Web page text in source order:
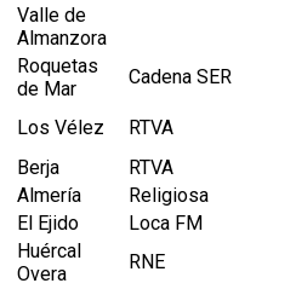
Valle de
Almanzora
Roquetas
de Mar
Cadena SER
Los Vélez
RTVA
Berja
RTVA
Almería
Religiosa
El Ejido
Loca FM
Huércal
Overa
RNE